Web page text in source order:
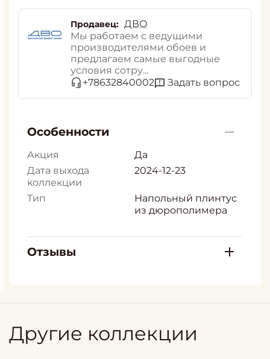
Продавец: ДВО
Мы работаем с ведущими
производителями обоев и
предлагаем самые выгодные
условия сотру...
+78632840002
Задать вопрос
Особенности
Акция
Да
Дата выхода
коллекции
2024-12-23
Тип
Напольный плинтус
из дюрополимера
Отзывы
Другие коллекции